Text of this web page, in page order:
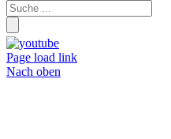
Page load link
Nach oben